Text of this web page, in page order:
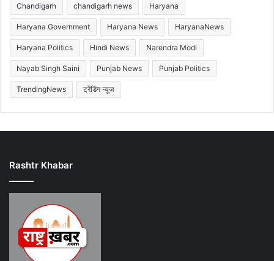
Chandigarh chandigarh news Haryana
Haryana Government Haryana News HaryanaNews
Haryana Politics Hindi News Narendra Modi
Nayab Singh Saini Punjab News Punjab Politics
TrendingNews ट्रेंडिंग न्यूज
Rashtr Khabar